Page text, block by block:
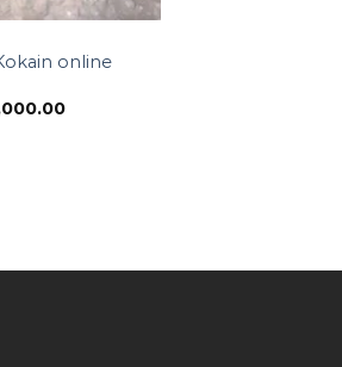
online
Preisspanne: